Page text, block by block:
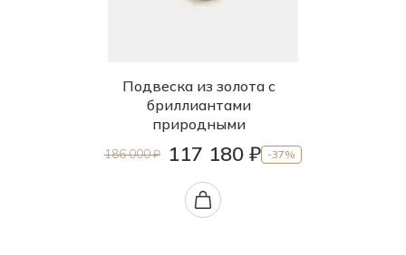
Подвеска из золота с
бриллиантами
природными
186 000 ₽ 117 180 ₽ -37%